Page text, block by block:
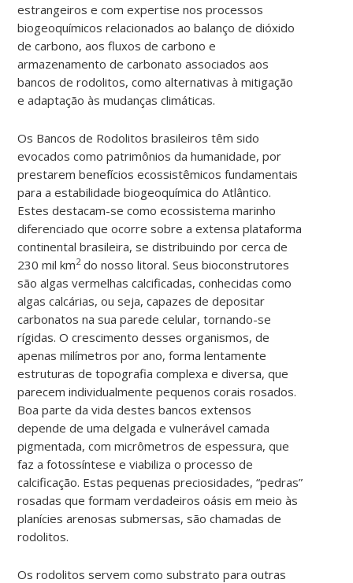
estrangeiros e com expertise nos processos
biogeoquímicos relacionados ao balanço de dióxido
de carbono, aos fluxos de carbono e
armazenamento de carbonato associados aos
bancos de rodolitos, como alternativas à mitigação
e adaptação às mudanças climáticas.
Os Bancos de Rodolitos brasileiros têm sido
evocados como patrimônios da humanidade, por
prestarem benefícios ecossistêmicos fundamentais
para a estabilidade biogeoquímica do Atlântico.
Estes destacam-se como ecossistema marinho
diferenciado que ocorre sobre a extensa plataforma
continental brasileira, se distribuindo por cerca de
230 mil km2do nosso litoral. Seus bioconstrutores
são algas vermelhas calcificadas, conhecidas como
algas calcárias, ou seja, capazes de depositar
carbonatos na sua parede celular, tornando-se
rígidas. O crescimento desses organismos, de
apenas milímetros por ano, forma lentamente
estruturas de topografia complexa e diversa, que
parecem individualmente pequenos corais rosados.
Boa parte da vida destes bancos extensos
depende de uma delgada e vulnerável camada
pigmentada, com micrômetros de espessura, que
faz a fotossíntese e viabiliza o processo de
calcificação. Estas pequenas preciosidades, “pedras”
rosadas que formam verdadeiros oásis em meio às
planícies arenosas submersas, são chamadas de
rodolitos.
Os rodolitos servem como substrato para outras